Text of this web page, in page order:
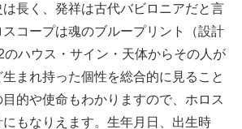
長く、発祥は古代バビロニアだと言
コープは魂のブループリント（設計
のハウス・サイン・天体からその人が
まれ持った個性を総合的に見ること
的や使命もわかりますので、ホロス
もなりえます。生年月日、出生時